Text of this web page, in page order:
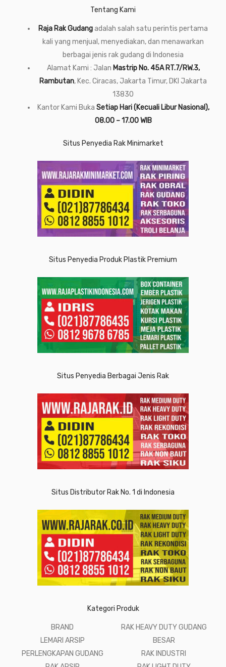
Tentang Kami
Raja Rak Gudangadalah salah satu perintis pertama
kali yang menjual, menyediakan, dan menawarkan
berbagai jenis rak gudang di Indonesia
Alamat Kami : Jalan Mastrip No. 45A RT.7/RW.3,
Rambutan, Kec. Ciracas, Jakarta Timur, DKI Jakarta
13830
Kantor Kami Buka Setiap Hari (Kecuali Libur Nasional),
08.00 – 17.00 WIB
Situs Penyedia Rak Minimarket
Situs Penyedia Produk Plastik Premium
Situs Penyedia Berbagai Jenis Rak
Situs Distributor Rak No. 1 di Indonesia
Kategori Produk
BRAND
LEMARI ARSIP
PERLENGKAPAN GUDANG
RAK HEAVY DUTY GUDANG
BESAR
RAK INDUSTRI